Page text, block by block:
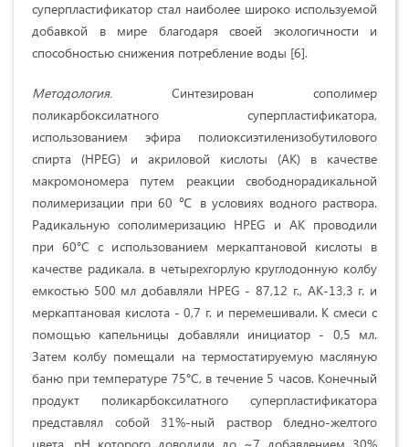
суперпластификатор стал наиболее широко используемой
добавкой в мире благодаря своей экологичности и
способностью снижения потребление воды [6].
Методология. Синтезирован сополимер
поликарбоксилатного суперпластификатора,
использованием эфира полиоксиэтиленизобутилового
спирта (HPEG) и акриловой кислоты (AК) в качестве
макромономера путем реакции свободнорадикальной
полимеризации при 60 ℃ в условиях водного раствора.
Радикальную сополимеризацию HPEG и АК проводили
при 60°С с использованием меркаптановой кислоты в
качестве радикала. в четырехгорлую круглодонную колбу
емкостью 500 мл добавляли HPEG - 87,12 г., АК-13,3 г. и
меркаптановая кислота - 0,7 г. и перемешивали. К смеси с
помощью капельницы добавляли инициатор - 0,5 мл.
Затем колбу помещали на термостатируемую масляную
баню при температуре 75°С, в течение 5 часов. Конечный
продукт поликарбоксилатного суперпластификатора
представлял собой 31%-ный раствор бледно-желтого